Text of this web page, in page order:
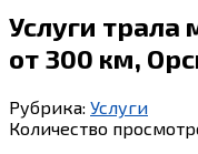
Услуги трала
от 300 км,
Рубрика: Услуги
Количество